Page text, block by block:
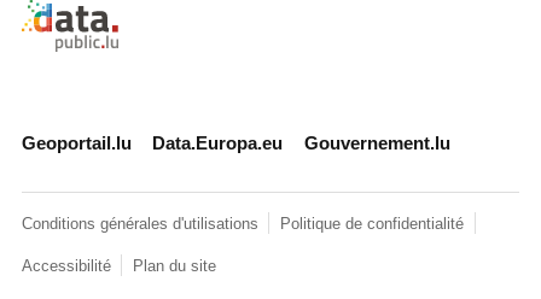
Retour à l'accueil de data.public.lu
Geoportail.lu Data.Europa.eu Gouvernement.lu
Conditions générales d'utilisations Politique de confidentialité
Accessibilité Plan du site